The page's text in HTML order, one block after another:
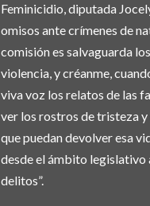
Feminicidio, diputada
omisos ante crímenes de
comisión es salvaguarda
violencia, y créanme,
viva voz los relatos de las
ver los rostros de tristeza y
que puedan devolver esa
desde el ámbito legislativo
delitos”.